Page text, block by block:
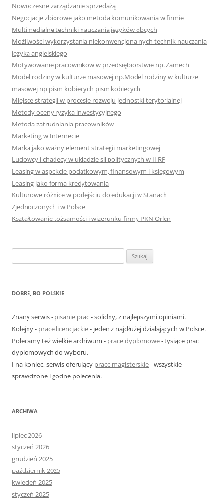
Nowoczesne zarządzanie sprzedażą
Negocjacje zbiorowe jako metoda komunikowania w firmie
Multimedialne techniki nauczania języków obcych
Możliwości wykorzystania niekonwencjonalnych technik nauczania
języka angielskiego
Motywowanie pracowników w przedsiębiorstwie np. Zamech
Model rodziny w kulturze masowej np.Model rodziny w kulturze
masowej np pism kobiecych pism kobiecych
Miejsce strategii w procesie rozwoju jednostki terytorialnej
Metody oceny ryzyka inwestycyjnego
Metoda zatrudniania pracowników
Marketing w Internecie
Marka jako ważny element strategii marketingowej
Ludowcy i chadecy w układzie sił politycznych w II RP
Leasing w aspekcie podatkowym, finansowym i księgowym
Leasing jako forma kredytowania
Kulturowe różnice w podejściu do edukacji w Stanach
Zjednoczonych i w Polsce
Kształtowanie tożsamości i wizerunku firmy PKN Orlen
z
DOBRE, BO POLSKIE
Znany serwis - pisanie prac- solidny, z najlepszymi opiniami.
Kolejny - prace licencjackie- jeden z najdłużej działających w Polsce.
Polecamy też wielkie archiwum - prace dyplomowe- tysiące prac
dyplomowych do wyboru.
I na koniec, serwis oferujący prace magisterskie- wszystkie
sprawdzone i godne polecenia.
ARCHIWA
lipiec 2026
styczeń 2026
grudzień 2025
październik 2025
kwiecień 2025
styczeń 2025